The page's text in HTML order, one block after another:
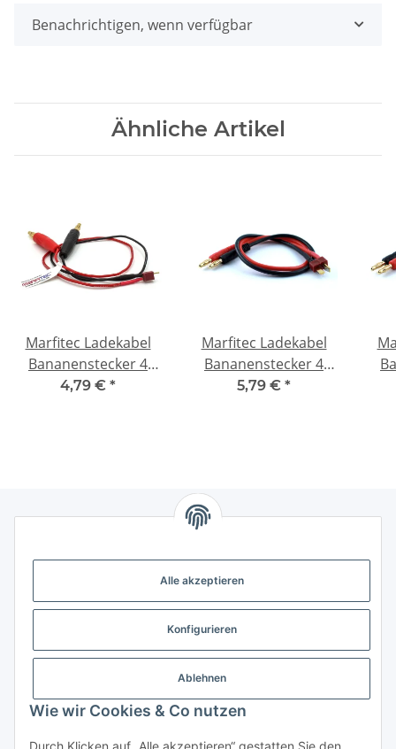
Alle akzeptieren
Konfigurieren
Ablehnen
Wie wir Cookies & Co nutzen
Durch Klicken auf „Alle akzeptieren“ gestatten Sie den
Benachrichtigen, wenn verfügbar
Ähnliche Artikel
Marfitec Ladekabel
Bananenstecker 4
mm ->micro Deans T-
4,79 € *
Marfitec Ladekabel
Bananenstecker 4
mm -> Deans T-Plug
5,79 € *
Gesetzliche Informationen
Weitere Informationen
Support - Hilfe
Modellbau Großhandel